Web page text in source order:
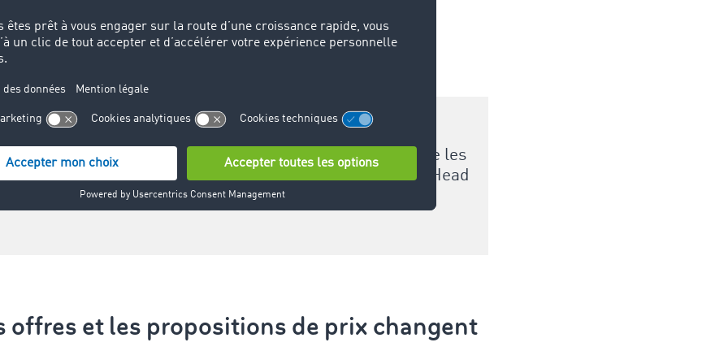
les bourses de fret sont généralement plus lucratives que les
en début d’année »,
explique Gunnar Gburek, Head
chez TIMOCOM.
offres et les propositions de prix changent